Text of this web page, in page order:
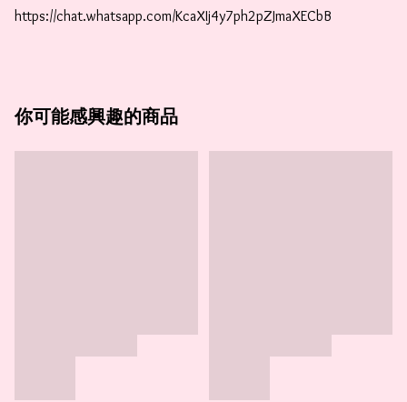
https://chat.whatsapp.com/KcaXIj4y7ph2pZJmaXECbB
你可能感興趣的商品